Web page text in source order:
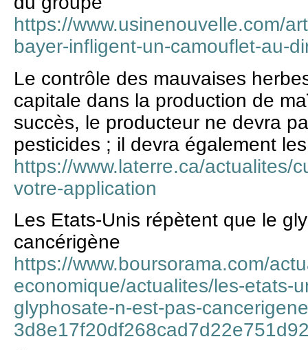
https://www.usinenouvelle.com/
bayer-infligent-un-camouflet-au-
Le contrôle des mauvaises
capitale dans la production de
succès, le producteur ne devra
pesticides ; il devra également
https://www.laterre.ca/actualites/
votre-application
Les Etats-Unis répètent que le
cancérigène
https://www.boursorama.com/
economique/actualites/les-etats-
glyphosate-n-est-pas-